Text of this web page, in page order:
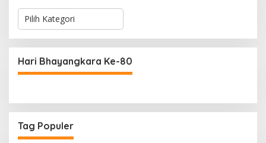
K
e
g
o
r
Hari Bhayangkara Ke-80
Tag Populer